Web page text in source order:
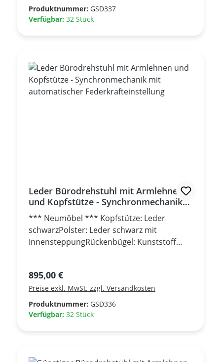
senkrechter Position
arretierbarLordosenstütze in Höhe und
Produktnummer: GSD337
Verfügbar: 32 Stück
Leder Bürodrehstuhl mit Armlehnen
und Kopfstütze - Synchronmechanik
mit automatischer
Federkrafteinstellung
*** Neumöbel *** Kopfstütze: Leder
schwarzPolster: Leder schwarz mit
InnensteppungRückenbügel: Kunststoff
GasfederSitztiefenverstellung 60
mm Synchronmechanik mit automatischer
Federkrafteinstellung Rückenlehne in
senkrechter Position
Regulärer Preis:
895,00 €
Preise exkl. MwSt. zzgl. Versandkosten
Produktnummer: GSD336
Verfügbar: 32 Stück